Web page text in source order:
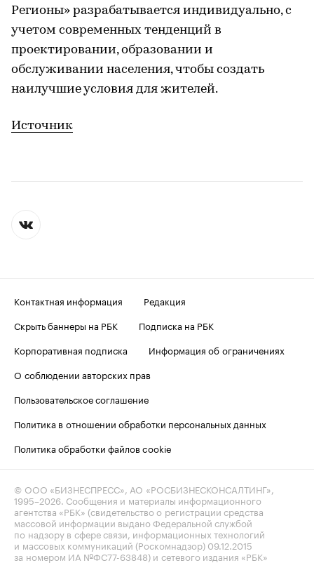
Регионы» разрабатывается индивидуально, с
учетом современных тенденций в
проектировании, образовании и
обслуживании населения, чтобы создать
наилучшие условия для жителей.
Источник
Контактная информация
Редакция
Скрыть баннеры на РБК
Подписка на РБК
Корпоративная подписка
Информация об ограничениях
О соблюдении авторских прав
Пользовательское соглашение
Политика в отношении обработки персональных данных
Политика обработки файлов cookie
© ООО «БИЗНЕСПРЕСС», АО «РОСБИЗНЕСКОНСАЛТИНГ»,
1995–2026 . Сообщения и материалы информационного
агентства «РБК» (свидетельство о регистрации средства
массовой информации выдано Федеральной службой
по надзору в сфере связи, информационных технологий
и массовых коммуникаций (Роскомнадзор) 09.12.2015
за номером ИА №ФС77-63848) и сетевого издания «РБК»